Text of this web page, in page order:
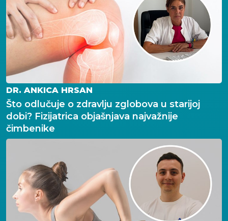
DR. ANKICA HRSAN
Što odlučuje o zdravlju zglobova u starijoj
dobi? Fizijatrica objašnjava najvažnije
čimbenike